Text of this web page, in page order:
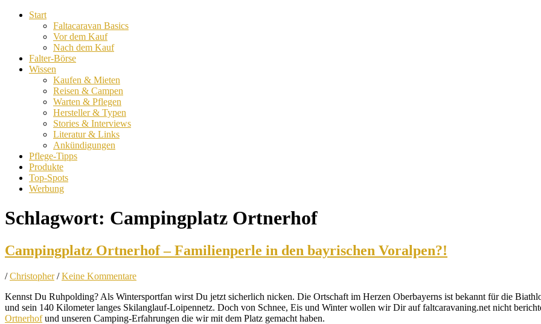
Start
Faltacaravan Basics
Vor dem Kauf
Nach dem Kauf
Falter-Börse
Wissen
Kaufen & Mieten
Reisen & Campen
Warten & Pflegen
Hersteller & Typen
Stories & Interviews
Literatur & Links
Ankündigungen
Pflege-Tipps
Produkte
Top-Spots
Werbung
Schlagwort: Campingplatz Ortnerhof
Campingplatz Ortnerhof – Familienperle in den bayrischen Voralpen?!
/Christopher /Keine Kommentare
Kennst Du Ruhpolding? Als Wintersportfan wirst Du jetzt sicherlich nicken. Die Ortschaft im Herzen Oberbayerns ist bekannt für die
und sein 140 Kilometer langes Skilanglauf-Loipennetz. Doch von Schnee, Eis und Winter wollen wir Dir auf faltcaravaning.net nicht
Ortnerhofund unseren Camping-Erfahrungen die wir mit dem Platz gemacht haben.